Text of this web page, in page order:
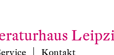
Kontakt